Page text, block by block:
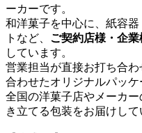
ーカーです。
和洋菓子を中心に、紙容
トなど、 ご契約店様・企
しています。
営業担当が直接お打ち合
合わせたオリジナルパッケ
全国の洋菓子店やメーカー
き立てる包装をお届けして